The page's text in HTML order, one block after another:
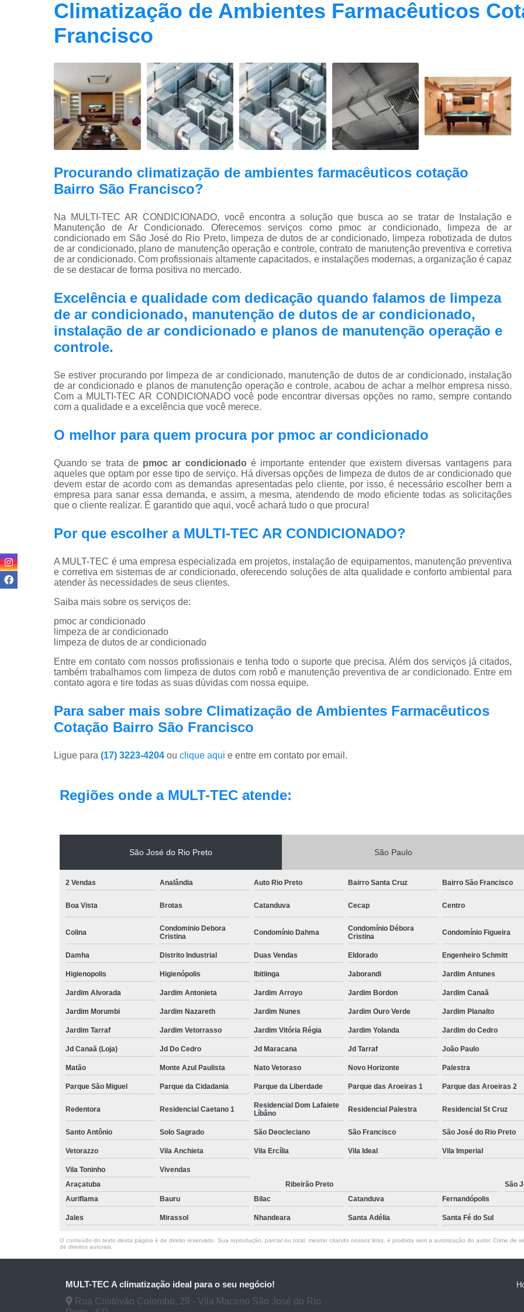
Contrato Prestação de Serviços
Limpeza de Dutos de Ar Condicionado
Limpeza de Dutos e Coifas
Limpeza de
Limpeza Dutos Ar Condicionado
Plano de Manutenção de Ar Condicionado
Plano de Manutenção
Plano Manutenção Ar
Pmoc Ar Condicionado Vila
Pmoc para Ar Condicionado
Pmoc
Pmoc Plano de Manutenção
Sistema Ar Condicionado São José do Rio
Sistema de Ar Condicionado
Sistema Vrf Ar Condicionado
Sistema de Climatização Hospitalar
Sistema de Climatização São José do Rio
Climatização de Ambientes Farmacêuticos
Francisco
Procurando climatização de ambientes farmacêuticos cotação
Bairro São Francisco?
Na MULTI-TEC AR CONDICIONADO, você encontra a solução que busca ao se tratar de Instalação e
Manutenção de Ar Condicionado. Oferecemos serviços como pmoc ar condicionado, limpeza de ar
condicionado em São José do Rio Preto, limpeza de dutos de ar condicionado, limpeza robotizada de dutos
de ar condicionado, plano de manutenção operação e controle, contrato de manutenção preventiva e corretiva
de ar condicionado. Com profissionais altamente capacitados, e instalações modernas, a organização é capaz
de se destacar de forma positiva no mercado.
Excelência e qualidade com dedicação quando falamos de limpeza
de ar condicionado, manutenção de dutos de ar condicionado,
instalação de ar condicionado e planos de manutenção operação e
controle.
Se estiver procurando por limpeza de ar condicionado, manutenção de dutos de ar condicionado, instalação
de ar condicionado e planos de manutenção operação e controle, acabou de achar a melhor empresa nisso.
Com a MULTI-TEC AR CONDICIONADO você pode encontrar diversas opções no ramo, sempre contando
com a qualidade e a excelência que você merece.
O melhor para quem procura por pmoc ar condicionado
Quando se trata de pmoc ar condicionado é importante entender que existem diversas vantagens para
aqueles que optam por esse tipo de serviço. Há diversas opções de limpeza de dutos de ar condicionado que
devem estar de acordo com as demandas apresentadas pelo cliente, por isso, é necessário escolher bem a
empresa para sanar essa demanda, e assim, a mesma, atendendo de modo eficiente todas as solicitações
que o cliente realizar. É garantido que aqui, você achará tudo o que procura!
Por que escolher a MULTI-TEC AR CONDICIONADO?
A MULT-TEC é uma empresa especializada em projetos, instalação de equipamentos, manutenção preventiva
e corretiva em sistemas de ar condicionado, oferecendo soluções de alta qualidade e conforto ambiental para
atender às necessidades de seus clientes.
Saiba mais sobre os serviços de:
pmoc ar condicionado
limpeza de ar condicionado
limpeza de dutos de ar condicionado
Entre em contato com nossos profissionais e tenha todo o suporte que precisa. Além dos serviços já citados,
também trabalhamos com limpeza de dutos com robô e manutenção preventiva de ar condicionado. Entre em
contato agora e tire todas as suas dúvidas com nossa equipe.
Para saber mais sobre Climatização de Ambientes Farmacêuticos
Cotação Bairro São Francisco
Ligue para (17) 3223-4204 ou clique aqui e entre em contato por email.
Regiões onde a MULT-TEC atende:
São José do Rio Preto São Paulo
2 Vendas Analândia Auto Rio Preto Bairro Santa Cruz Bairro São Francisco
Boa Vista Brotas Catanduva Cecap Centro
Colina
Condominio Debora
Cristina
Condomínio Dahma
Condomínio Débora
Cristina
Condomínio Figueira
Damha Distrito Industrial Duas Vendas Eldorado Engenheiro Schmitt
Higienopolis Higienópolis Ibitiinga Jaborandi Jardim Antunes
Jardim Alvorada Jardim Antonieta Jardim Arroyo Jardim Bordon Jardim Canaã
Jardim Morumbi Jardim Nazareth Jardim Nunes Jardim Ouro Verde Jardim Planalto
Jardim Tarraf Jardim Vetorrasso Jardim Vitória Régia Jardim Yolanda Jardim do Cedro
Jd Canaã (Loja) Jd Do Cedro Jd Maracana Jd Tarraf João Paulo
Matão Monte Azul Paulista Nato Vetoraso Novo Horizonte Palestra
Parque São Miguel Parque da Cidadania Parque da Liberdade Parque das Aroeiras 1 Parque das Aroeiras 2
Redentora Residencial Caetano 1
Residencial Dom Lafaiete
Líbâno
Residencial Palestra Residencial St Cruz
Santo Antônio Solo Sagrado São Deocleciano São Francisco São José do Rio Preto
Vetorazzo Vila Anchieta Vila Ercília Vila Ideal Vila Imperial
Vila Toninho
Vivendas
Araçatuba
Ribeirão Preto
São
Auriflama
Bauru Bilac Catanduva Fernandópolis
Jales Mirassol Nhandeara Santa Adélia Santa Fé do Sul
O conteúdo do texto desta página é de direito reservado. Sua reprodução, parcial ou total, mesmo citando nossos links, é proibida sem a autorização do autor. Crime de
de direitos autorais
MULT-TEC A climatização ideal para o seu negócio!
Rua Cristóvão Colombo, 29 - Vila Maceno São José do Rio